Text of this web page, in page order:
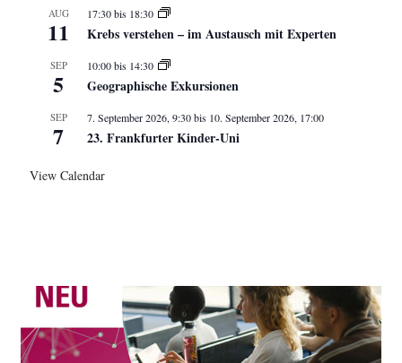
AUG
11
17:30bis 18:30
Krebs verstehen – im Austausch mit Experten
SEP
5
10:00bis 14:30
Geographische Exkursionen
SEP
7
7. September 2026, 9:30bis 10. September 2026, 17:00
23. Frankfurter Kinder-Uni
View Calendar